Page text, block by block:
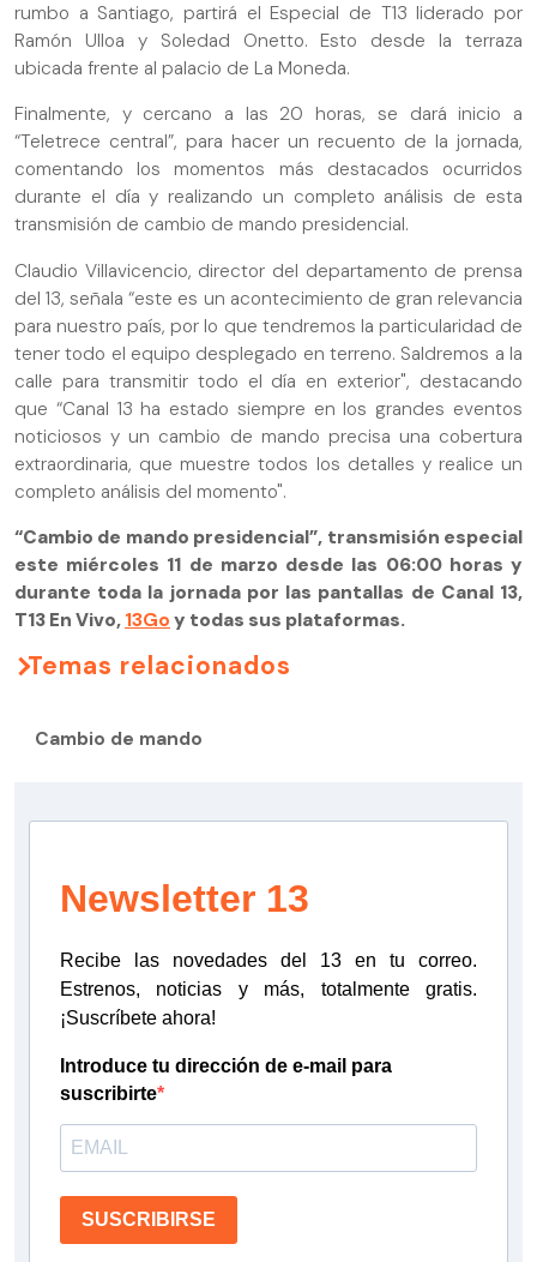
rumbo a Santiago, partirá el Especial de T13 liderado por
Ramón Ulloa y Soledad Onetto. Esto desde la terraza
ubicada frente al palacio de La Moneda.
Finalmente, y cercano a las 20 horas, se dará inicio a
“Teletrece central”, para hacer un recuento de la jornada,
comentando los momentos más destacados ocurridos
durante el día y realizando un completo análisis de esta
transmisión de cambio de mando presidencial.
Claudio Villavicencio, director del departamento de prensa
del 13, señala “este es un acontecimiento de gran relevancia
para nuestro país, por lo que tendremos la particularidad de
tener todo el equipo desplegado en terreno. Saldremos a la
calle para transmitir todo el día en exterior", destacando
que “Canal 13 ha estado siempre en los grandes eventos
noticiosos y un cambio de mando precisa una cobertura
extraordinaria, que muestre todos los detalles y realice un
completo análisis del momento".
“Cambio de mando presidencial”, transmisión especial
este miércoles 11 de marzo desde las 06:00 horas y
durante toda la jornada por las pantallas de Canal 13,
T13 En Vivo, 13Go y todas sus plataformas.
Temas relacionados
Cambio de mando
Newsletter 13
Recibe las novedades del 13 en tu correo.
Estrenos, noticias y más, totalmente gratis.
¡Suscríbete ahora!
Introduce tu dirección de e-mail para
suscribirte
SUSCRIBIRSE